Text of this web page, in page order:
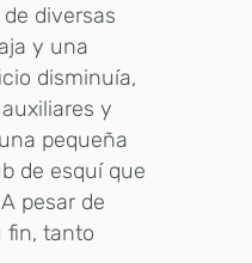
diversas
y una
disminuía,
y
pequeña
de esquí que
pesar de
fin, tanto